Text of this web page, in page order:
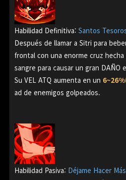
Habilidad Definitiva: Santos
Después de llamar a Sitri para
frontal con una enorme cruz hecha
sangre para causar un gran DAÑO
Su VEL ATQ aumenta en un
ad de enemigos golpeados.
Habilidad Pasiva: Déjame Hacer Más